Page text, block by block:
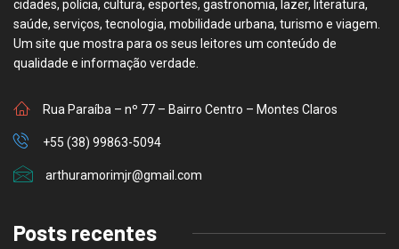
cidades, polícia, cultura, esportes, gastronomia, lazer, literatura,
saúde, serviços, tecnologia, mobilidade urbana, turismo e viagem.
Um site que mostra para os seus leitores um conteúdo de
qualidade e informação verdade.
Rua Paraíba – nº 77 – Bairro Centro – Montes Claros
+55 (38) 99863-5094
arthuramorimjr@gmail.com
Posts recentes